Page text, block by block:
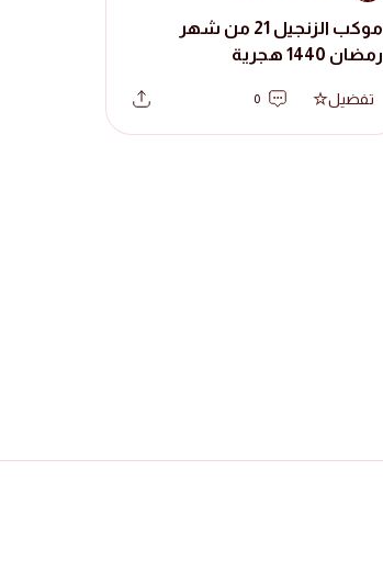
موكب الزنجيل 21 من شهر
رمضان 1440 هجرية
تفضيل 0